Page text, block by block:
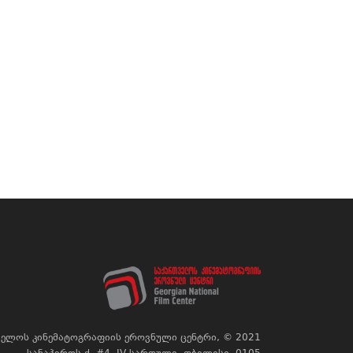
კინემატოგრაფიის ეროვნული ცენტრი, © 2021